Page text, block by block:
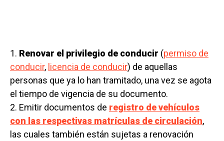
1. Renovar el privilegio de conducir (permiso de
conducir, licencia de conducir) de aquellas
personas que ya lo han tramitado, una vez se agota
el tiempo de vigencia de su documento.
2. Emitir documentos de registro de vehículos
con las respectivas matrículas de circulación,
las cuales también están sujetas a renovación